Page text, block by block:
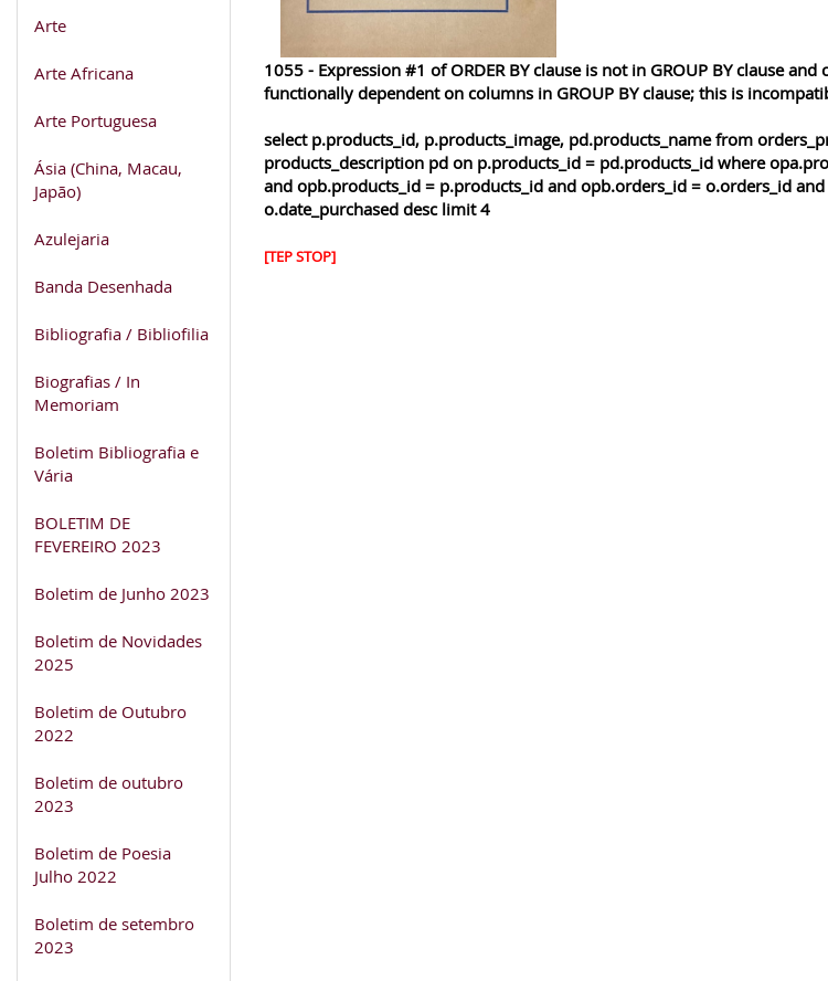
Arte
Arte Africana
Arte Portuguesa
Ásia (China, Macau,
Japão)
Azulejaria
Banda Desenhada
Bibliografia / Bibliofilia
Biografias / In
Memoriam
Boletim Bibliografia e
Vária
BOLETIM DE
FEVEREIRO 2023
Boletim de Junho 2023
Boletim de Novidades
2025
Boletim de Outubro
2022
Boletim de outubro
2023
Boletim de Poesia
Julho 2022
Boletim de setembro
2023
1055 - Expression #1 of ORDER BY clause is not in GROUP BY clause
functionally dependent on columns in GROUP BY clause; this is
select p.products_id, p.products_image, pd.products_name from
products_description pd on p.products_id = pd.products_id where
and opb.products_id = p.products_id and opb.orders_id = o.orders_id
o.date_purchased desc limit 4
[TEP STOP]